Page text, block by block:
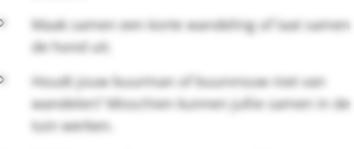
Maak samen een korte wandeling of laat samen
de hond uit.
Houdt jouw buurman of buurvrouw niet van
wandelen? Misschien kunnen jullie samen in de
tuin werken.